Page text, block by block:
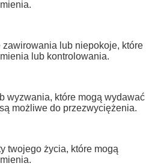
lub niepokoje, które
lub kontrolowania.
wyzwania, które mogą wydawać
możliwe do przezwyciężenia.
twojego życia, które mogą